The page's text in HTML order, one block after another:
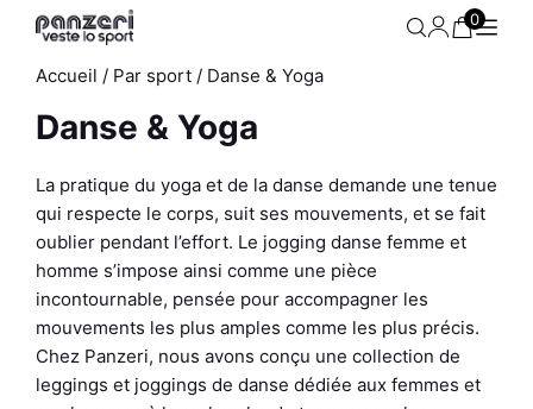
Aller
contenu
0
Accueil / Par sport / Danse & Yoga
Danse & Yoga
La pratique du yoga et de la danse demande une tenue
qui respecte le corps, suit ses mouvements, et se fait
oublier pendant l’effort. Le jogging danse femme et
homme s’impose ainsi comme une pièce
incontournable, pensée pour accompagner les
mouvements les plus amples comme les plus précis.
Chez Panzeri, nous avons conçu une collection de
leggings et joggings de danse dédiée aux femmes et